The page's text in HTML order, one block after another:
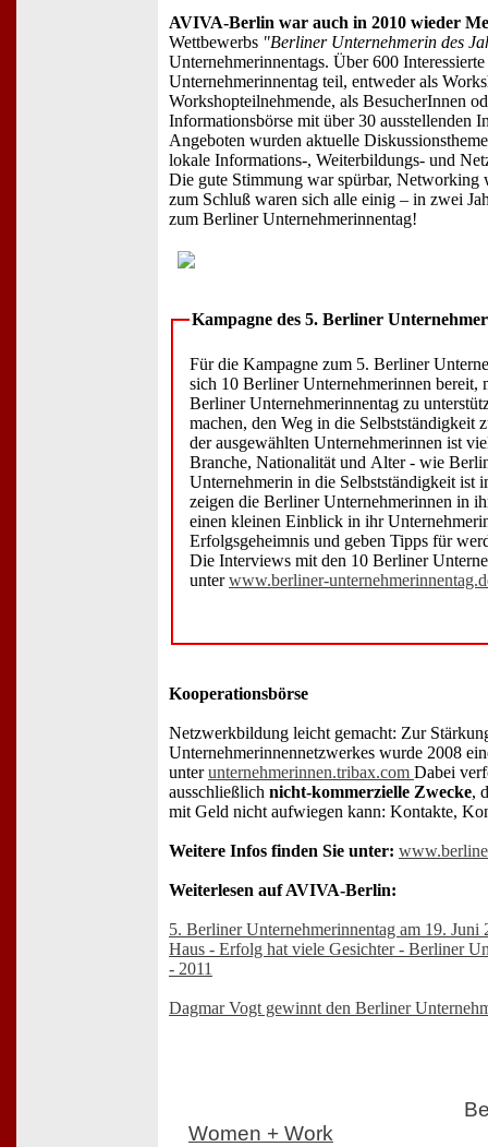
AVIVA-Berlin war auch in 2010 wieder
Wettbewerbs "Berliner Unternehmerin des
Unternehmerinnentags. Über 600
Unternehmerinnentag teil, entweder als
Workshopteilnehmende, als BesucherInnen
Informationsbörse mit über 30 ausstellenden
Angeboten wurden aktuelle
lokale Informations-, Weiterbildungs- und
Die gute Stimmung war spürbar, Networking
zum Schluß waren sich alle einig – in zwei
zum Berliner Unternehmerinnentag!
Kampagne des 5. Berliner
Für die Kampagne zum 5. Berliner
sich 10 Berliner Unternehmerinnen bereit,
Berliner Unternehmerinnentag zu
machen, den Weg in die Selbstständigkeit
der ausgewählten Unternehmerinnen ist
Branche, Nationalität und Alter - wie
Unternehmerin in die Selbstständigkeit ist
zeigen die Berliner Unternehmerinnen in
einen kleinen Einblick in ihr
Erfolgsgeheimnis und geben Tipps für
Die Interviews mit den 10 Berliner
unterwww.berliner-
Kooperationsbörse
Netzwerkbildung leicht gemacht: Zur
Unternehmerinnennetzwerkes wurde 2008
unterunternehmerinnen.tribax.com Dabei
ausschließlich nicht-kommerzielle Zwecke,
mit Geld nicht aufwiegen kann: Kontakte,
Weitere Infos finden Sie unter:
Weiterlesen auf AVIVA-Berlin:
5. Berliner Unternehmerinnentag am 19.
Haus - Erfolg hat viele Gesichter - Berliner
- 2011
Dagmar Vogt gewinnt den Berliner
Women + Work